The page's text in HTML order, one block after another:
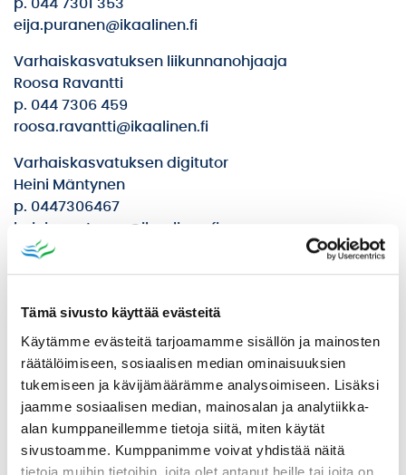
Tämä sivusto käyttää evästeitä
Käytämme evästeitä tarjoamamme sisällön ja mainosten
räätälöimiseen, sosiaalisen median ominaisuuksien
tukemiseen ja kävijämäärämme analysoimiseen. Lisäksi
jaamme sosiaalisen median, mainosalan ja analytiikka-
alan kumppaneillemme tietoja siitä, miten käytät
sivustoamme. Kumppanimme voivat yhdistää näitä
tietoja muihin tietoihin, joita olet antanut heille tai joita on
p. 044 7301 353
eija.puranen@ikaalinen.fi
Varhaiskasvatuksen liikunnanohjaaja
Roosa Ravantti
p. 044 7306 459
roosa.ravantti@ikaalinen.fi
Varhaiskasvatuksen digitutor
Heini Mäntynen
p. 0447306467
heini.mantynen@ikaalinen.fi